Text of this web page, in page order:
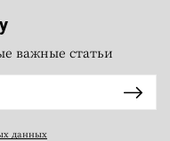
важные статьи
данных